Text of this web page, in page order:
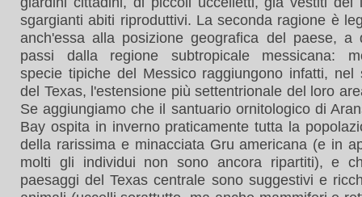
sgargianti abiti riproduttivi. La seconda ragione è
anch'essa alla posizione geografica del paese, a
passi dalla regione subtropicale messicana:
specie tipiche del Messico raggiungono infatti, nel
del Texas, l'estensione più settentrionale del loro
Se aggiungiamo che il santuario ornitologico di
Bay ospita in inverno praticamente tutta la
della rarissima e minacciata Gru americana (e in
molti gli individui non sono ancora ripartiti), e
paesaggi del Texas centrale sono suggestivi e